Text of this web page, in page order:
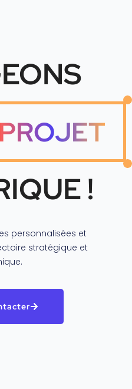
PROJET
!
personnalisées et
stratégique et